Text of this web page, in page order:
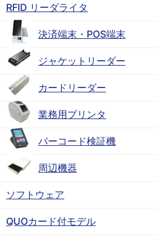
RFID リーダライタ
決済端末・POS端末
ジャケットリーダー
カードリーダー
業務用プリンタ
バーコード検証機
周辺機器
ソフトウェア
QUOカード付モデル